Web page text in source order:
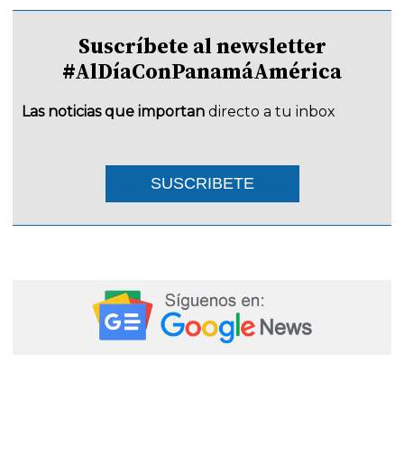
Suscríbete al newsletter
#AlDíaConPanamáAmérica
Las noticias que importan directo a tu inbox
SUSCRIBETE